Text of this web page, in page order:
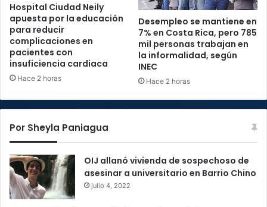
Hospital Ciudad Neily
apuesta por la educación
para reducir
complicaciones en
pacientes con
insuficiencia cardiaca
Hace 2 horas
Desempleo se mantiene en
7% en Costa Rica, pero 785
mil personas trabajan en
la informalidad, según
INEC
Hace 2 horas
Por Sheyla Paniagua
OIJ allanó vivienda de sospechoso de
asesinar a universitario en Barrio Chino
julio 4, 2022